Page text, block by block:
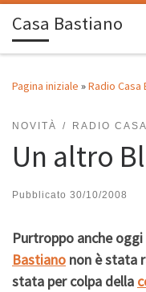
Passa al contenuto
Casa Bastiano
Pagina iniziale »Radio Casa
NOVITÀ RADIO
Un altro
Pubblicato 30/10/2008
Purtroppo anche
Bastiano non è stata
stata per colpa della